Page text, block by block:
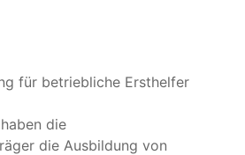
für betriebliche Ersthelfer
die
die Ausbildung von